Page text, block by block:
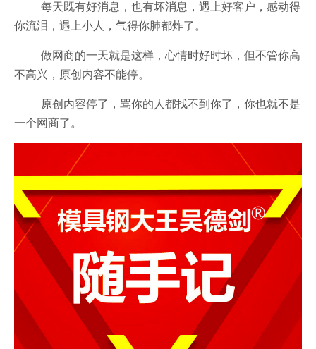
每天既有好消息，也有坏消息，遇上好客户，感动得
你流泪，遇上小人，气得你肺都炸了。
做网商的一天就是这样，心情时好时坏，但不管你高
不高兴，原创内容不能停。
原创内容停了，骂你的人都找不到你了，你也就不是
一个网商了。